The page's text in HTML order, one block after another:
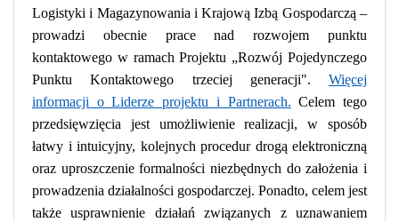
Logistyki i Magazynowania i Krajową Izbą Gospodarczą –
prowadzi obecnie prace nad rozwojem punktu
kontaktowego w ramach Projektu „Rozwój Pojedynczego
Punktu Kontaktowego trzeciej generacji". Więcej
informacji o Liderze projektu i Partnerach. Celem tego
przedsięwzięcia jest umożliwienie realizacji, w sposób
łatwy i intuicyjny, kolejnych procedur drogą elektroniczną
oraz uproszczenie formalności niezbędnych do założenia i
prowadzenia działalności gospodarczej. Ponadto, celem jest
także usprawnienie działań związanych z uznawaniem